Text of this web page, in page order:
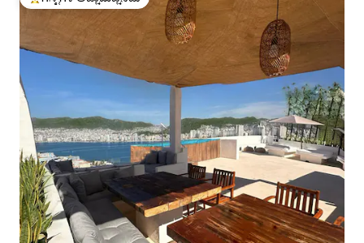
ಗೆಸ್ಟ್‌ಗಳಿಗೆ ಅತಿ ಹೆಚ್ಚು ಅಚ್ಚುಮೆಚ್ಚಿನದು